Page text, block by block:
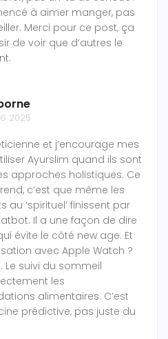
à aimer manger, pas
Merci pour ce post, ça
de voir que d’autres le
2025
et j’encourage mes
Ayurslim quand ils sont
approches holistiques. Ce
c’est que même les
au ‘spirituel’ finissent par
Il a une façon de dire
évite le côté new age. Et
avec Apple Watch ?
Le suivi du sommeil
les
alimentaires. C’est
prédictive, pas juste du